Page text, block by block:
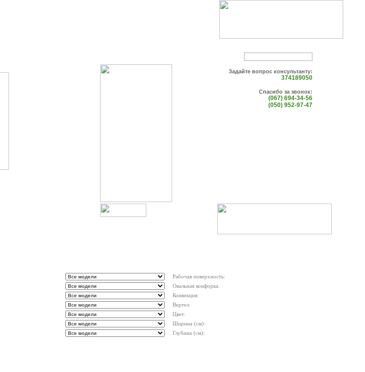
Задайте вопрос консультанту:
374189050
Спасибо за звонок:
(067) 694-34-56
(050) 952-97-47
Рабочая поверхность:
Овальная конфорка:
Конвекция:
Вертел:
Цвет:
Ширина (см):
Глубина (см):